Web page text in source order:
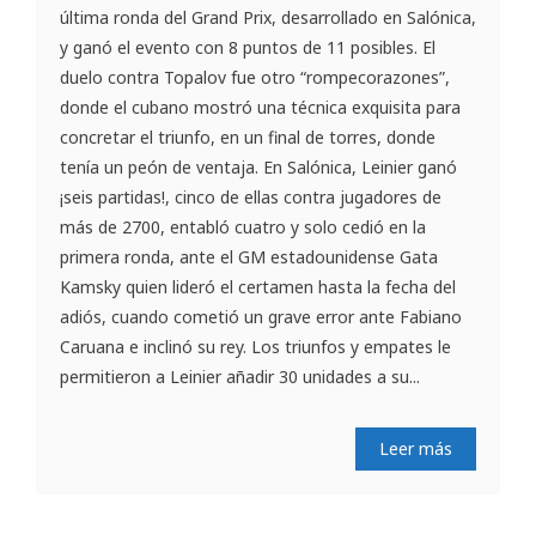
última ronda del Grand Prix, desarrollado en Salónica,
y ganó el evento con 8 puntos de 11 posibles. El
duelo contra Topalov fue otro “rompecorazones”,
donde el cubano mostró una técnica exquisita para
concretar el triunfo, en un final de torres, donde
tenía un peón de ventaja. En Salónica, Leinier ganó
¡seis partidas!, cinco de ellas contra jugadores de
más de 2700, entabló cuatro y solo cedió en la
primera ronda, ante el GM estadounidense Gata
Kamsky quien lideró el certamen hasta la fecha del
adiós, cuando cometió un grave error ante Fabiano
Caruana e inclinó su rey. Los triunfos y empates le
permitieron a Leinier añadir 30 unidades a su...
Leer más